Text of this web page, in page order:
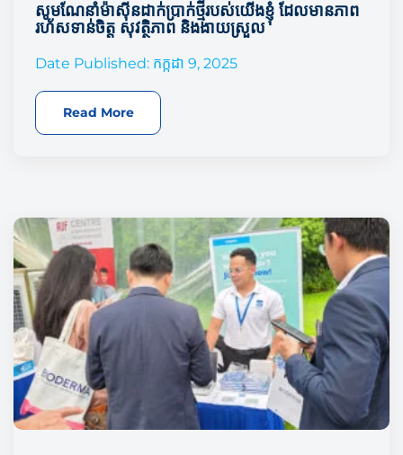
សូមណែនាំម៉ាស៊ីនដាក់ប្រាក់ថ្មីរបស់យើងខ្ញុំ ដែលមានភាព
រហ័សទាន់ចិត្ត សុវត្ថិភាព និងងាយស្រួល​
Date Published: កក្កដា 9, 2025
Read More